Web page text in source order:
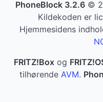
PhoneBlock 3.2.6 ©
Kildekoden er
Hjemmesidens
FRITZ!Box og
tilhørende AVM.